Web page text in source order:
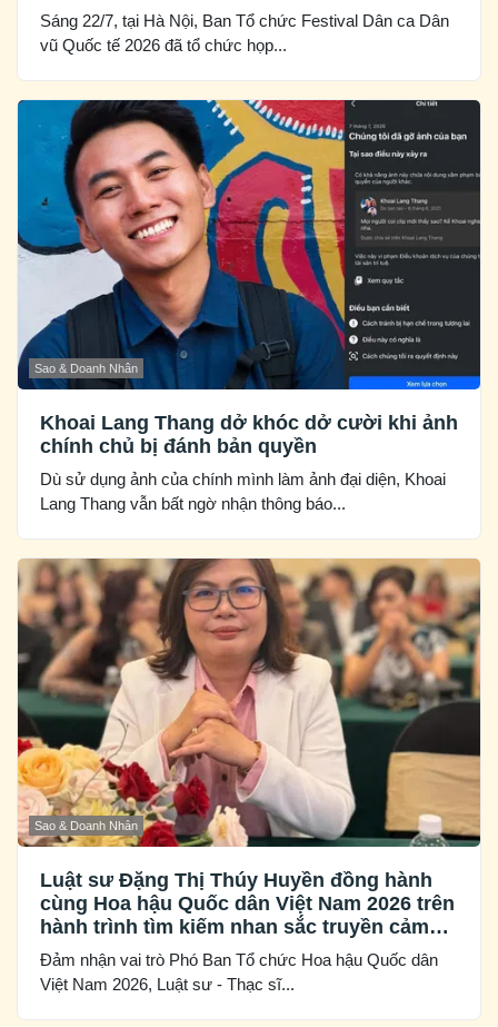
Sáng 22/7, tại Hà Nội, Ban Tổ chức Festival Dân ca Dân
vũ Quốc tế 2026 đã tổ chức họp...
Sao & Doanh Nhân
Khoai Lang Thang dở khóc dở cười khi ảnh
chính chủ bị đánh bản quyền
Dù sử dụng ảnh của chính mình làm ảnh đại diện, Khoai
Lang Thang vẫn bất ngờ nhận thông báo...
Sao & Doanh Nhân
Luật sư Đặng Thị Thúy Huyền đồng hành
cùng Hoa hậu Quốc dân Việt Nam 2026 trên
hành trình tìm kiếm nhan sắc truyền cảm
hứng
Đảm nhận vai trò Phó Ban Tổ chức Hoa hậu Quốc dân
Việt Nam 2026, Luật sư - Thạc sĩ...